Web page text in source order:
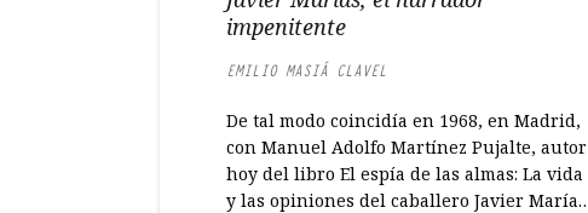
impenitente
EMILIO MASIÁ CLAVEL
De tal modo coincidía en 1968, en Madrid,
con Manuel Adolfo Martínez Pujalte, autor
hoy del libro El espía de las almas: La vida
y las opiniones del caballero Javier Marías